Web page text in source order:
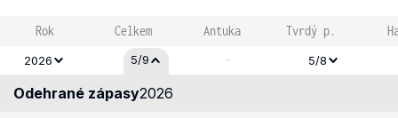
Rok Celkem Antuka Tvrdý p.
2026 5/9 - 5/8
Odehrané zápasy2026